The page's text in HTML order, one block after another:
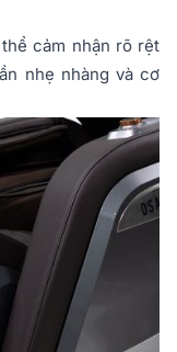
cảm nhận rõ rệt
nhẹ nhàng và cơ